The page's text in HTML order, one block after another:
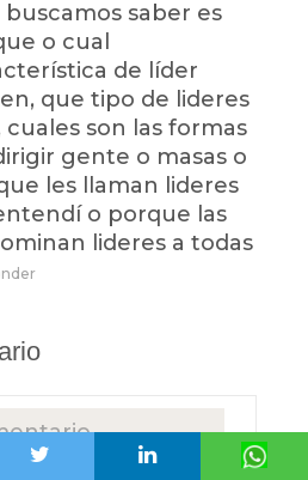
buscamos saber es
o cual
de líder
que tipo de lideres
cuales son las formas
gente o masas o
les llaman lideres
o porque las
lideres a todas